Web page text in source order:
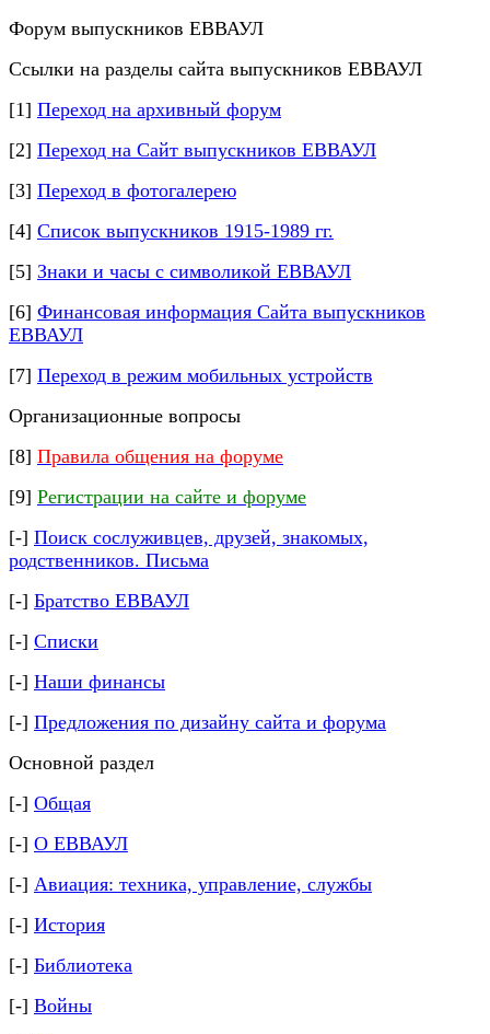
Форум выпускников ЕВВАУЛ
Ссылки на разделы сайта выпускников ЕВВАУЛ
[1] Переход на архивный форум
[2] Переход на Сайт выпускников ЕВВАУЛ
[3] Переход в фотогалерею
[4] Список выпускников 1915-1989 гг.
[5] Знаки и часы с символикой ЕВВАУЛ
[6] Финансовая информация Сайта выпускников
ЕВВАУЛ
[7] Переход в режим мобильных устройств
Организационные вопросы
[8] Правила общения на форуме
[9] Регистрации на сайте и форуме
[-] Поиск сослуживцев, друзей, знакомых,
родственников. Письма
[-] Братство ЕВВАУЛ
[-] Списки
[-] Наши финансы
[-] Предложения по дизайну сайта и форума
Основной раздел
[-] Общая
[-] О ЕВВАУЛ
[-] Авиация: техника, управление, службы
[-] История
[-] Библиотека
[-] Войны